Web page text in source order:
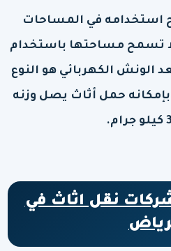
استخدامه في المساحات
تسمح مساحتها باستخدام
الونش الكهربائي هو النوع
حمل أثاث يصل وزنه
نقل اثاث في